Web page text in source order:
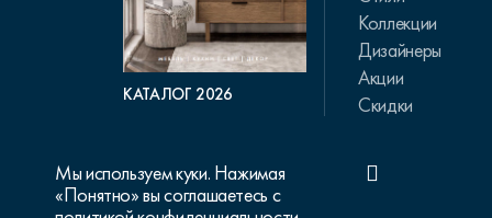
Мы используем куки. Нажимая
«Понятно» вы соглашаетесь с
КАТАЛОГ 2026
Коллекции
Дизайнеры
Акции
Скидки